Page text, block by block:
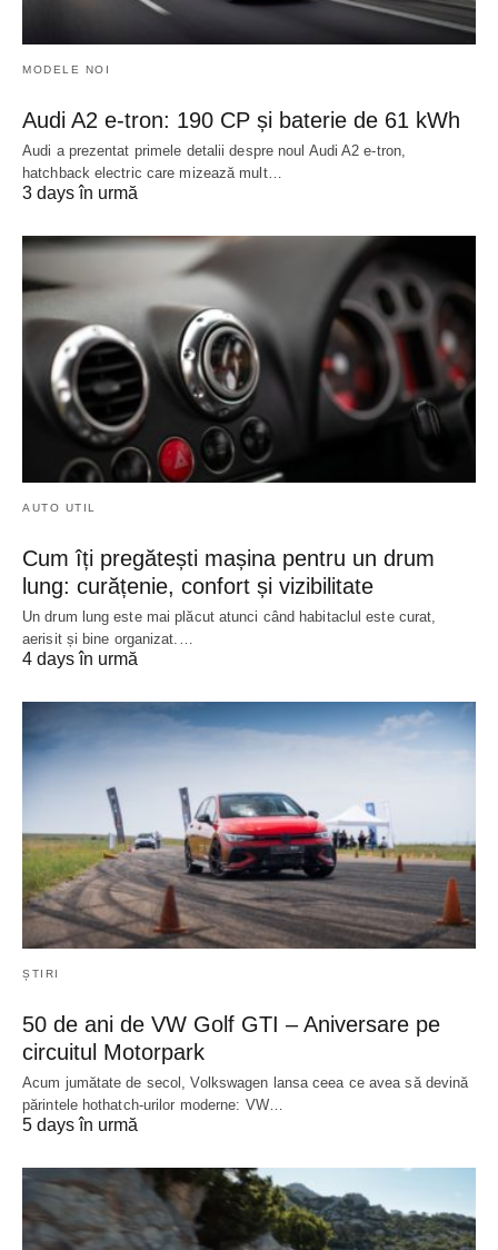
MODELE NOI
Audi A2 e-tron: 190 CP și baterie de 61 kWh
Audi a prezentat primele detalii despre noul Audi A2 e-tron,
hatchback electric care mizează mult…
3 days în urmă
AUTO UTIL
Cum îți pregătești mașina pentru un drum
lung: curățenie, confort și vizibilitate
Un drum lung este mai plăcut atunci când habitaclul este curat,
aerisit și bine organizat.…
4 days în urmă
ȘTIRI
50 de ani de VW Golf GTI – Aniversare pe
circuitul Motorpark
Acum jumătate de secol, Volkswagen lansa ceea ce avea să devină
părintele hothatch-urilor moderne: VW…
5 days în urmă